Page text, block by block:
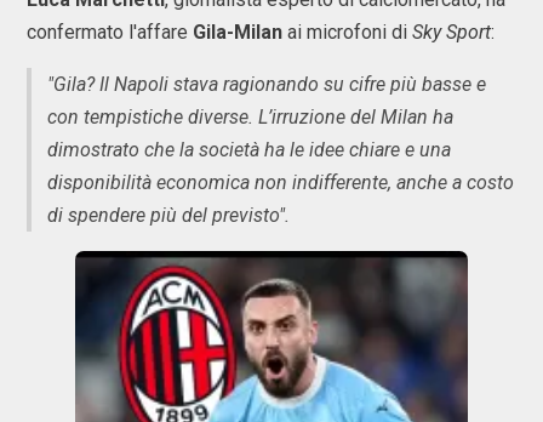
confermato l'affare Gila-Milan ai microfoni di Sky Sport:
"Gila? Il Napoli stava ragionando su cifre più basse e
con tempistiche diverse. L’irruzione del Milan ha
dimostrato che la società ha le idee chiare e una
disponibilità economica non indifferente, anche a costo
di spendere più del previsto".